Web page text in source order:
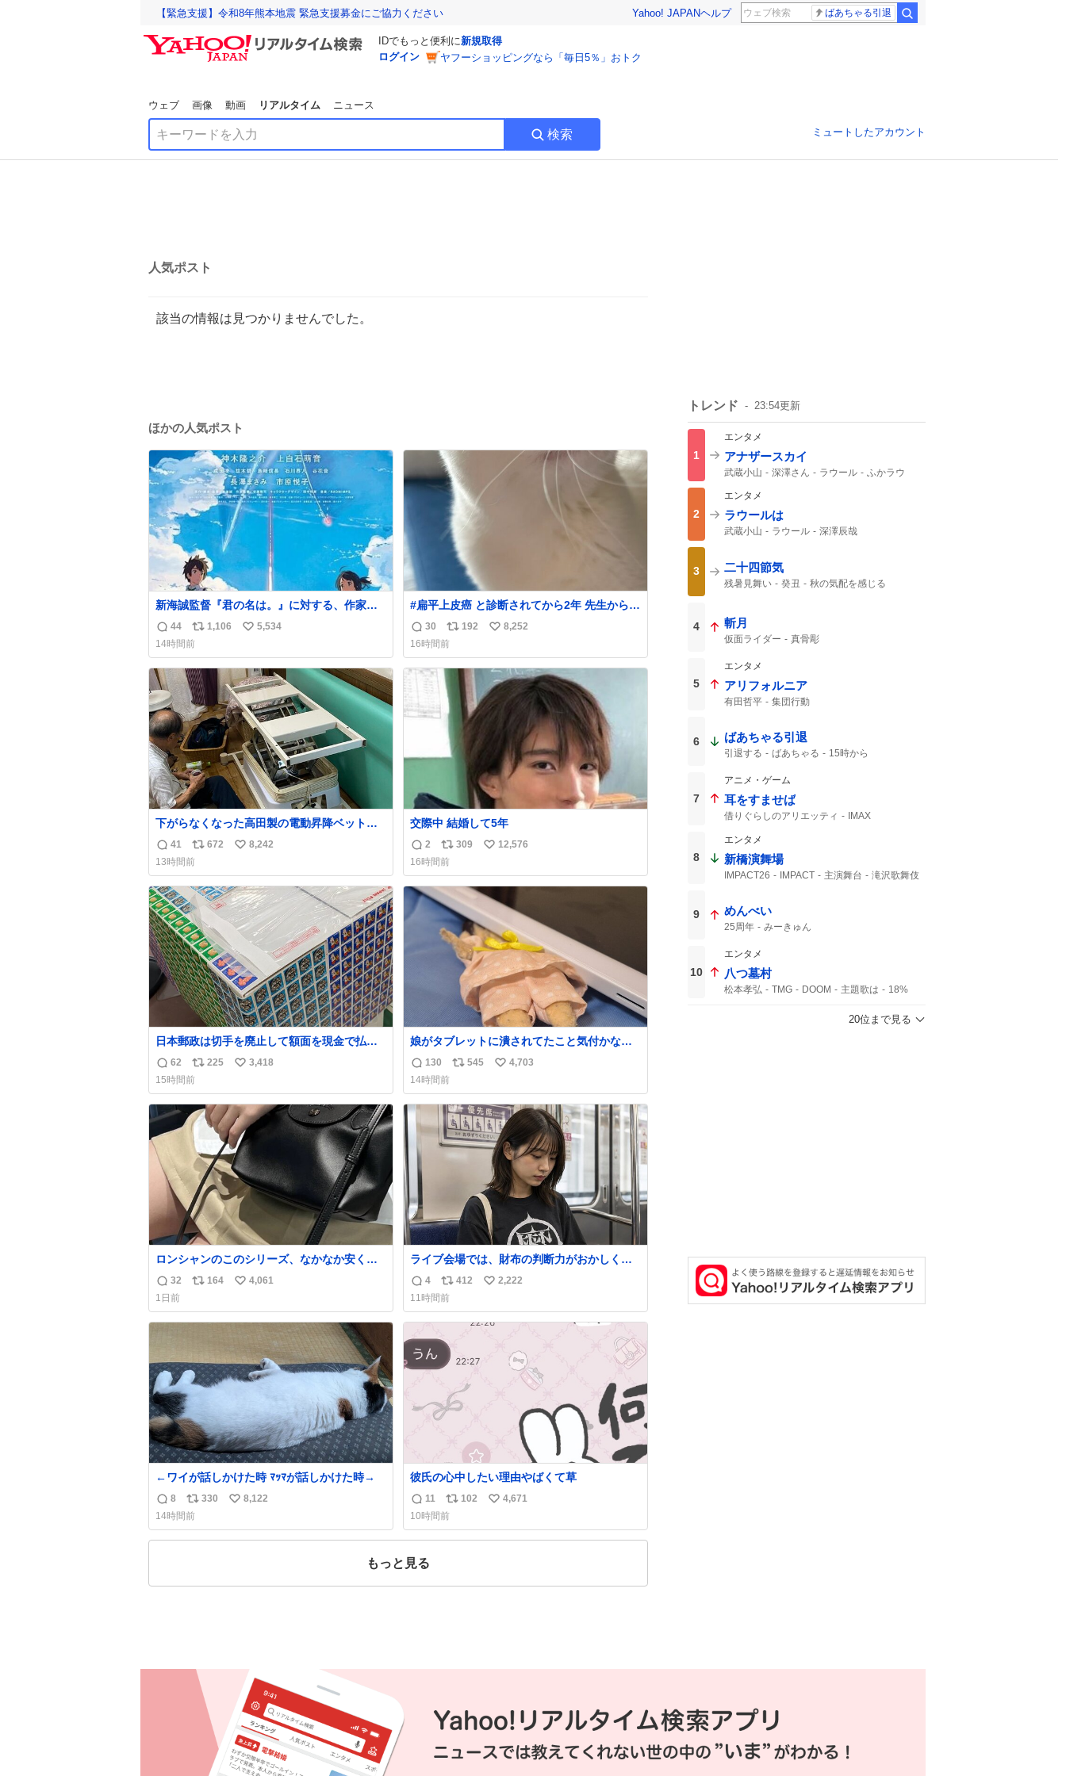
【緊急支援】令和8年熊本地震 緊急支援募金にご協力ください Yahoo! JAPANヘルプ ばあちゃる引退
IDでもっと便利に新規取得
ログイン
ヤフーショッピングなら「毎日5％」おトク
ウェブ 画像 動画 リアルタイム ニュース
検索 ミュートしたアカウント
人気ポスト
該当の情報は見つかりませんでした。
ほかの人気ポスト
新海誠監督『君の名は。』に対する、作家・
小川哲の分析が面白い。
返
信
数
44
リ
ポ
ス
ト
数
1,106
い
ね
数
5,534
14時間前
#扁平上皮癌 と診断されてから2年 先生から
「寛解でいいでしょう！」と言われました。
がんばったね。
返
信
数
30
リ
ポ
ス
ト
数
192
い
ね
数
8,252
16時間前
下がらなくなった高田製の電動昇降ベット。
メーカーからは、完全に見放されたんです
が、 見事に85歳の父が治しました。 うちの父
は、トヨタカローラのボディをオート生産す
る、工業ロボットの製作者なんですが、 父が
電動ベットの配線をハンダで修理している横
で、
返
信
数
41
リ
ポ
ス
ト
数
672
い
ね
数
8,242
13時間前
交際中 結婚して5年
返
信
数
2
リ
ポ
ス
ト
数
309
い
ね
数
12,576
16時間前
日本郵政は切手を廃止して額面を現金で払い
戻せ2026 #日本郵政 @JapanPostHD_PR
返
信
数
62
リ
ポ
ス
ト
数
225
い
ね
数
3,418
15時間前
娘がタブレットに潰されてたこと気付かなか
った。 旦那だけは娘の波長を感じ取れるから
声出せずともSOSが伝わったらしい。 急いで
旦那が救出して、泣きじゃくる娘に自分も謝
って抱きしめようとしたら、ビンタされてし
まった。3回ほど。 小さい手だけど、地味に
痛い。 その後、娘は旦那に泣きついてた。
返
信
数
130
リ
ス
ト
数
545
い
ね
数
4,703
14時間前
ロンシャンのこのシリーズ、なかなか安くな
らないのにセール価格になってる🖤✨レザー
なのが反則級にかわいい。持ってるだけでコ
ーデが格上げされる。
返
信
数
32
リ
ス
164
い
ね
4,061
1日前
ライブ会場では、財布の判断力がおかしくな
る。
返
信
数
4
リ
ポ
ス
ト
数
412
い
ね
2,222
11時間前
←ワイが話しかけた時 ﾏｯﾏが話しかけた時→
返
信
数
8
リ
ポ
ス
330
い
ね
8,122
14時間前
彼氏の心中したい理由やばくて草
返
信
数
11
リ
ポ
ス
102
い
ね
4,671
10時間前
もっと見る
トレンド 23:54更新
1
エンタメ
アナザースカイ
武蔵小山 深澤さん ラウール
ふかラウ
2
エンタメ
ラウールは
武蔵小山 ラウール
深澤辰哉
3 二十四節気
残暑見舞い 癸丑
秋の気配を感じる
4 斬月
仮面ライダー 真骨彫
5
エンタメ
アリフォルニア
有田哲平 集団行動
6 ばあちゃる引退
引退する ばあちゃる 15時から
7
アニメ・ゲーム
耳をすませば
借りぐらしのアリエッティ
IMAX
8
エンタメ
新橋演舞場
IMPACT26 IMPACT 主演舞台
滝沢歌舞伎
9 めんべい
25周年 みーきゅん
10
エンタメ
八つ墓村
松本孝弘 TMG DOOM 主題歌は
18%
20位まで見る